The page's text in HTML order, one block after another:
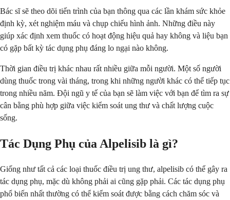
Bác sĩ sẽ theo dõi tiến trình của bạn thông qua các lần khám sức khỏe
định kỳ, xét nghiệm máu và chụp chiếu hình ảnh. Những điều này
giúp xác định xem thuốc có hoạt động hiệu quả hay không và liệu bạn
có gặp bất kỳ tác dụng phụ đáng lo ngại nào không.
Thời gian điều trị khác nhau rất nhiều giữa mỗi người. Một số người
dùng thuốc trong vài tháng, trong khi những người khác có thể tiếp tục
trong nhiều năm. Đội ngũ y tế của bạn sẽ làm việc với bạn để tìm ra sự
cân bằng phù hợp giữa việc kiểm soát ung thư và chất lượng cuộc
sống.
Tác Dụng Phụ của Alpelisib là gì?
Giống như tất cả các loại thuốc điều trị ung thư, alpelisib có thể gây ra
tác dụng phụ, mặc dù không phải ai cũng gặp phải. Các tác dụng phụ
phổ biến nhất thường có thể kiểm soát được bằng cách chăm sóc và